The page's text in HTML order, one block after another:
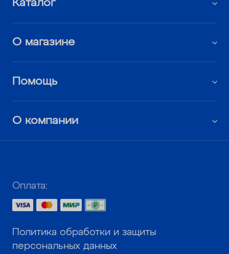
Каталог
О магазине
Помощь
О компании
Оплата:
Политика обработки и защиты
персональных данных